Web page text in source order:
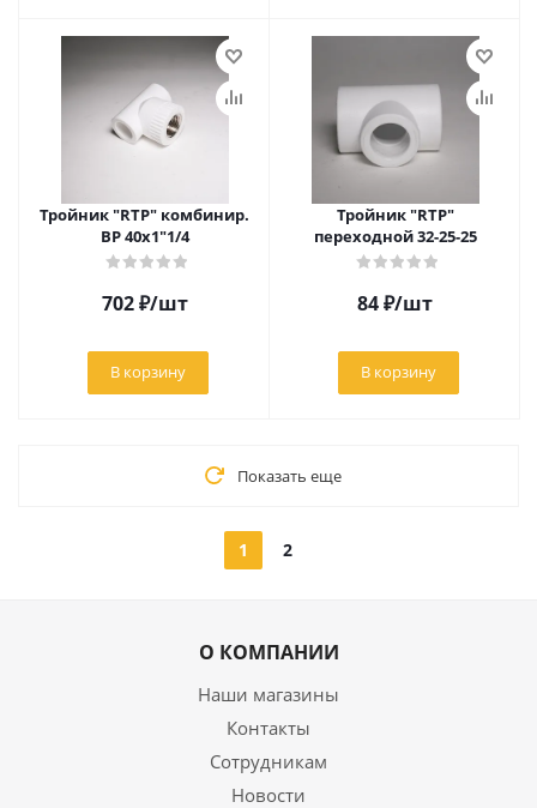
Тройник "RTP" комбинир.
ВР 40х1"1/4
702₽/шт
В корзину
Тройник "RTP"
переходной 32-25-25
84₽/шт
В корзину
Показать еще
1 2
О КОМПАНИИ
Наши магазины
Контакты
Сотрудникам
Новости